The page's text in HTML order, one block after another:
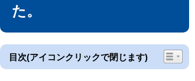
た。
目次(アイコンクリックで閉じます)